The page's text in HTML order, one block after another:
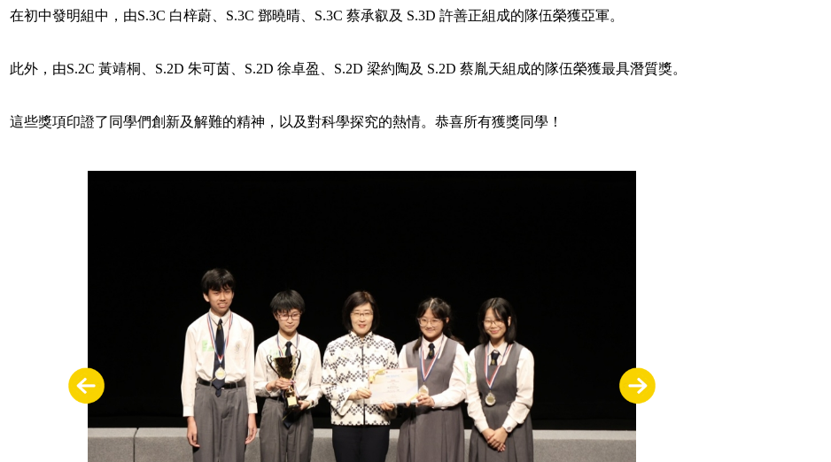
在初中發明組中，由S.3C 白梓蔚、S.3C 鄧曉晴、S.3C 蔡承叡及 S.3D 許善正組成的隊伍榮獲亞軍。
此外，由S.2C 黃靖桐、S.2D 朱可茵、S.2D 徐卓盈、S.2D 梁約陶及 S.2D 蔡胤天組成的隊伍榮獲最具潛質獎。
這些獎項印證了同學們創新及解難的精神，以及對科學探究的熱情。恭喜所有獲獎同學！